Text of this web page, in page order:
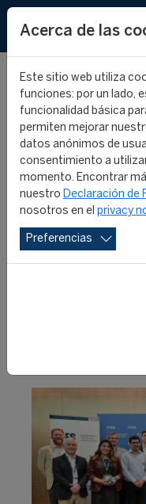
Premio de
2026
PROGRAMA
Acerca de las
Este sitio web utiliza
funciones: por un lado,
funcionalidad básica
permiten mejorar
datos anónimos de
consentimiento a
momento. Encontrar
nuestro Declaración de
nosotros en el privacy
Preferencias